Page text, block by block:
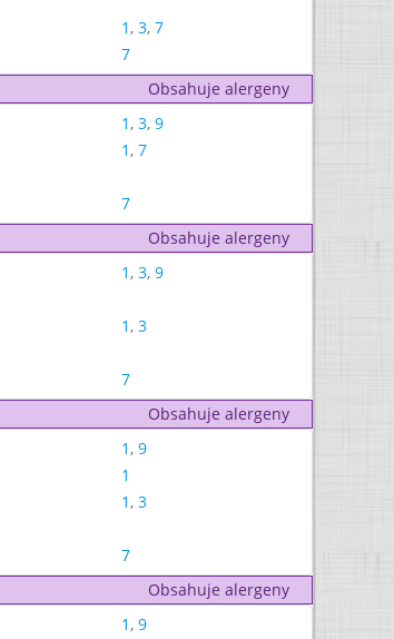
1, 3, 7
7
Obsahuje alergeny
1, 3, 9
1, 7
7
Obsahuje alergeny
1, 3, 9
1, 3
7
Obsahuje alergeny
1, 9
1
1, 3
7
Obsahuje alergeny
1, 9